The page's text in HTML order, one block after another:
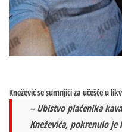
Knežević se sumnjiči za učešće u
– Ubistvo plaćenika
Kneževića, pokrenulo